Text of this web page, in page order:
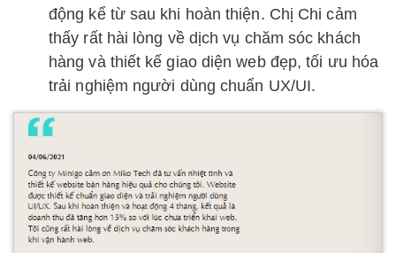
động kể từ sau khi hoàn thiện. Chị Chi cảm
thấy rất hài lòng về dịch vụ chăm sóc khách
hàng và thiết kế giao diện web đẹp, tối ưu hóa
trải nghiệm người dùng chuẩn UX/UI.